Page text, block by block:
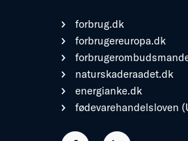
forbrug.dk
forbrugereuropa.dk
naturskaderaadet.dk
energianke.dk
fødevarehandelsloven